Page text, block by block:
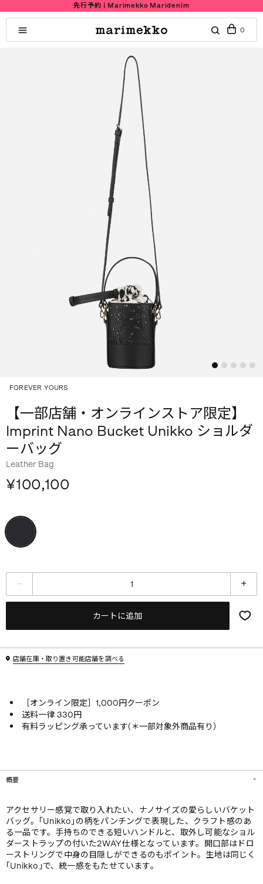
先行予約 | Marimekko Maridenim
0
FOREVER YOURS
【一部店舗・オンラインストア限定】
Imprint Nano Bucket Unikko ショルダ
ーバッグ
Leather Bag
¥100,100
カートに追加
店舗在庫・取り置き可能店舗を調べる
［オンライン限定］1,000円クーポン
送料一律 330円
有料ラッピング承っています(＊一部対象外商品有り）
概要
アクセサリー感覚で取り入れたい、ナノサイズの愛らしいバケット
バッグ。｢Unikko｣の柄をパンチングで表現した、クラフト感のあ
る一品です。手持ちのできる短いハンドルと、取外し可能なショル
ダーストラップの付いた2WAY仕様となっています。開口部はドロ
ーストリングで中身の目隠しができるのもポイント。生地は同じく
｢Unikko｣で、統一感をもたせています。